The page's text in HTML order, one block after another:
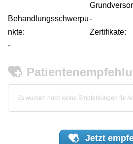
Behandlungsschwerpu
nkte:
-
Zertifikate:
-
Es wurden noch keine Empfehlungen für
Jetzt